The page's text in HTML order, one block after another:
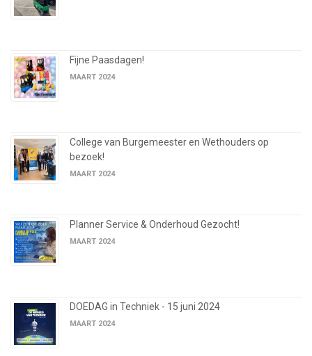
Fijne Paasdagen!
MAART 2024
College van Burgemeester en Wethouders op
bezoek!
MAART 2024
Planner Service & Onderhoud Gezocht!
MAART 2024
DOEDAG in Techniek - 15 juni 2024
MAART 2024